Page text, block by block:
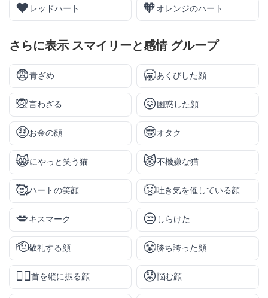
❤️ レッドハート 🧡オレンジのハート
さらに表示 スマイリーと感情グループ
😨青ざめ 🥱あくびした顔
🙊言わざる 😖 困惑した顔
🤑お金の顔 🤓オタク
😸にやっと笑う猫 😾不機嫌な猫
🥰ハートの笑顔 🤢吐き気を催している顔
💋キスマーク 😒 しらけた
🫡敬礼する顔 😤勝ち誇った顔
🙂‍↕️首を縦に振る顔 😟悩む顔